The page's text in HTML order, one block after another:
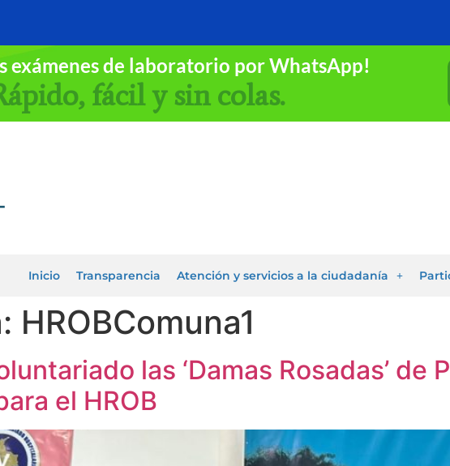
exámenes de laboratorio por WhatsApp!
fácil y sin colas.
Inicio Transparencia Atención y servicios a la ciudadanía
HROBComuna1
las ‘Damas Rosadas’
el HROB